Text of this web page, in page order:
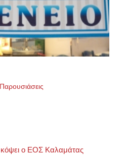
ο ΕΟΣ Καλαμάτας